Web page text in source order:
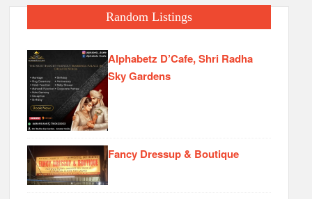
Random Listings
Alphabetz D’Cafe, Shri Radha
Sky Gardens
Fancy Dressup & Boutique